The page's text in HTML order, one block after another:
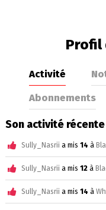
Profil
Activité
Abonnements
Son activité récente
Sully_Nasrii a mis 14 à
Sully_Nasrii a mis 12à
Sully_Nasrii a mis 14 à